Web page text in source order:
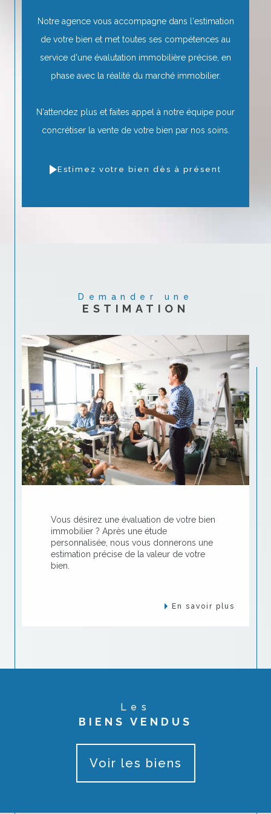
Notre agence vous accompagne dans l'estimation
de votre bien et met toutes ses compétences au
service d'une évalutation immobilière précise, en
phase avec la réalité du marché immobilier.
N'attendez plus et faites appel à notre équipe pour
concrétiser la vente de votre bien par nos soins.
Estimez votre bien dès à présent
Demander une
ESTIMATION
Vous désirez une évaluation de votre bien
immobilier ? Après une étude
personnalisée, nous vous donnerons une
estimation précise de la valeur de votre
bien.
En savoir plus
Les
BIENS VENDUS
Voir les biens